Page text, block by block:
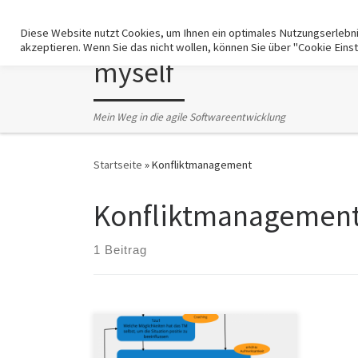
For getting agile
myself
Mein Weg in die agile Softwareentwicklung
Startseite »Konfliktmanagement
1 Beitrag
Zu Konflikten lässt sich eine
umfangreiche psychologische und
Diese Website nutzt Cookies, um Ihnen ein optimales
akzeptieren. Wenn Sie das nicht wollen, können Sie über "Cookie